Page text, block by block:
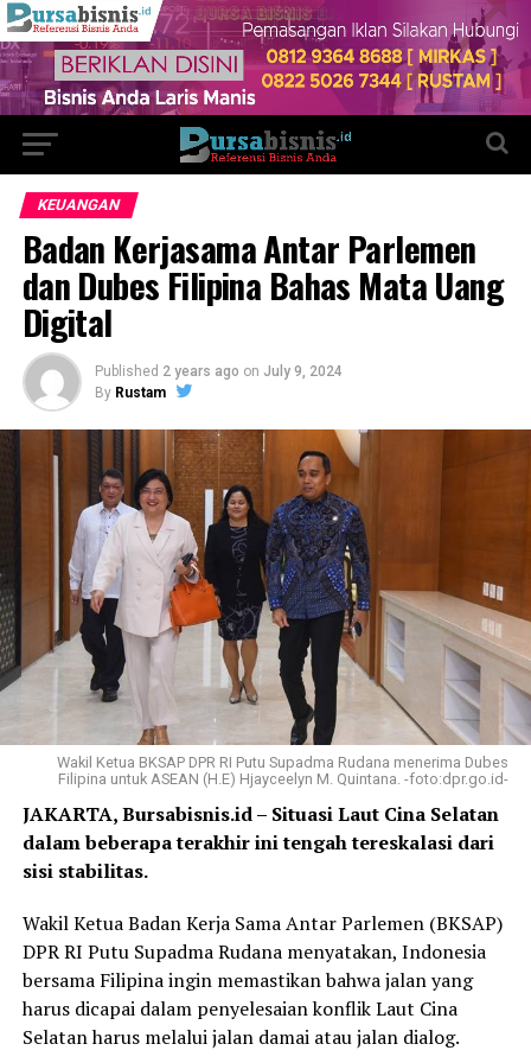
KEUANGAN
Badan Kerjasama Antar Parlemen
dan Dubes Filipina Bahas Mata Uang
Digital
Published 2 years ago on July 9, 2024
By Rustam
Wakil Ketua BKSAP DPR RI Putu Supadma Rudana menerima Dubes
Filipina untuk ASEAN (H.E) Hjayceelyn M. Quintana. -foto:dpr.go.id-
JAKARTA, Bursabisnis.id – Situasi Laut Cina Selatan
dalam beberapa terakhir ini tengah tereskalasi dari
sisi stabilitas.
Wakil Ketua Badan Kerja Sama Antar Parlemen (BKSAP)
DPR RI Putu Supadma Rudana menyatakan, Indonesia
bersama Filipina ingin memastikan bahwa jalan yang
harus dicapai dalam penyelesaian konflik Laut Cina
Selatan harus melalui jalan damai atau jalan dialog.